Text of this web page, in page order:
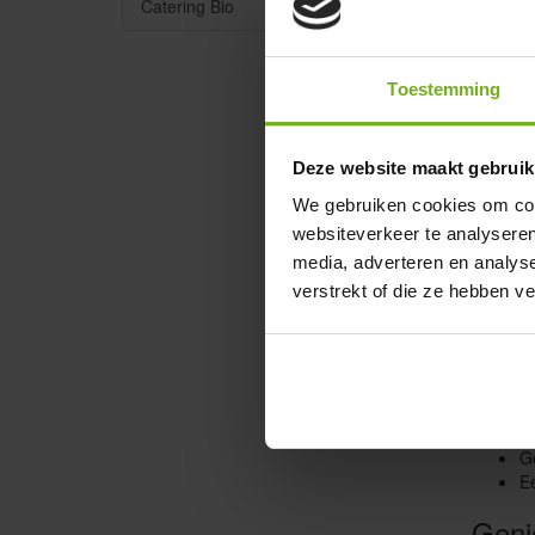
Toestemming
Deze website maakt
We gebruiken cookies om
websiteverkeer te
media, adverteren en
verstrekt of die ze hebben
Catering Bio
Bij JP
Onze
JP
dient